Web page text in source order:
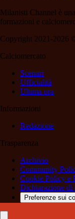
Milanisti Channel è
formazioni e
Copyright 2021-2026
Calciomercato
Scenari
Ufficialità
Ultima ora
Informazioni
Redazione
Trasparenza
Archivio
Community
Cookie Policy e
Dichiarazione di
Preferenze sui